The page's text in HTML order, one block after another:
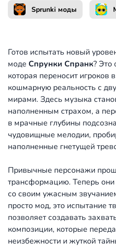
Sprunki моды
Готов испытать новый
моде Спрунки Спранк? Это
которая переносит игроков
кошмарную реальность с
мирами. Здесь музыка
наполненным страхом, а
в мрачные глубины
чудовищные мелодии,
наполненные гнетущей
Привычные персонажи
трансформацию. Теперь
со своим ужасным
просто мод, это испытание
позволяет создавать
композиции, которые
неизбежности и жуткой